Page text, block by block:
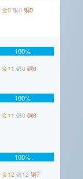
金0 银0 铜0
100%
金11 银0 铜0
100%
金11 银0 铜0
100%
金12 银12 铜7